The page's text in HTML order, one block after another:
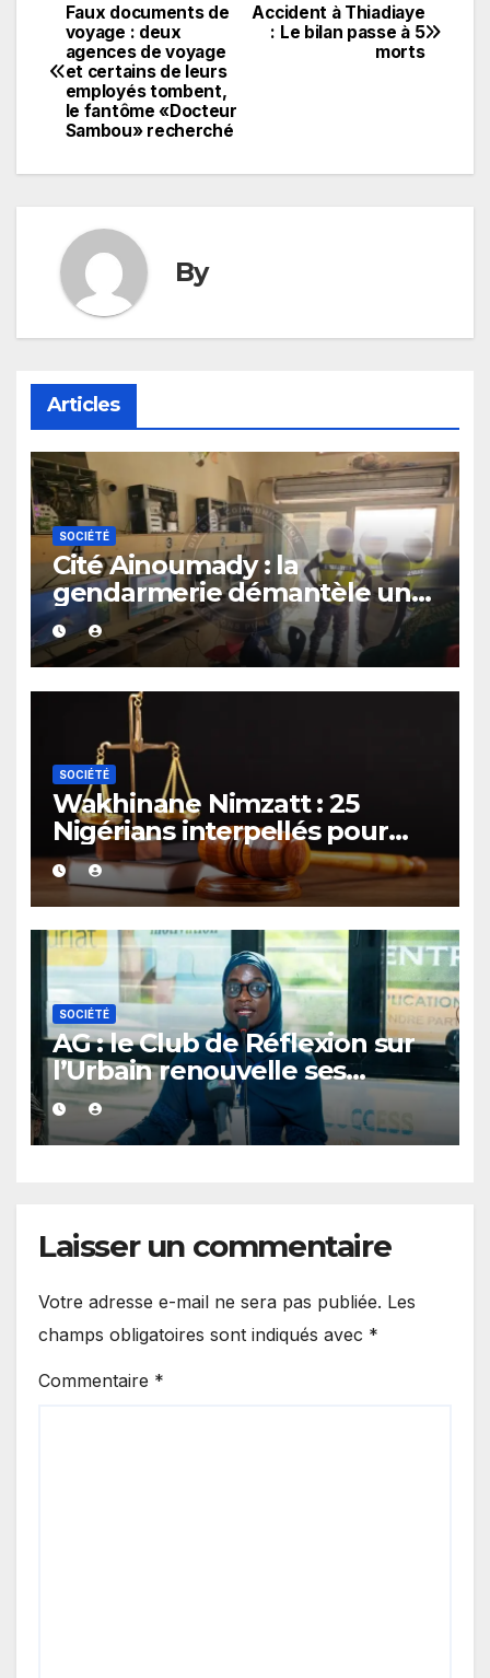
Navigation
de
l’article
Accident à Thiadiaye
: Le bilan passe à 5
morts
Faux documents de
voyage : deux
agences de voyage
et certains de leurs
employés tombent,
le fantôme «Docteur
Sambou» recherché
By
Articles
SOCIÉTÉ
Cité Ainoumady : la
gendarmerie démantèle une
salle de jeux de hasard
clandestine
SOCIÉTÉ
Wakhinane Nimzatt : 25
Nigérians interpellés pour
détention présumée de
drogue et prostitution
SOCIÉTÉ
AG : le Club de Réflexion sur
l’Urbain renouvelle ses
instances et adopte son plan
d’action 2026-2029
Laisser un commentaire
Votre adresse e-mail ne sera pas publiée. Les
champs obligatoires sont indiqués avec *
Commentaire *